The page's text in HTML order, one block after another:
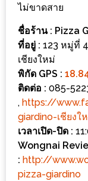
เพื่อน
มา
ม่วน
กั๋น
บน
รวม
โปร
ไม่ขาดสาย
ชื่อร้าน : Pizza
ที่อยู่ : 123 หมู่ที่
เชียงใหม่
พิกัด GPS :
ติดต่อ : 085-
, https://
giardino-เชียง
เวลาเปิด-ปิด :
Wongnai
: http://
pizza-giardino